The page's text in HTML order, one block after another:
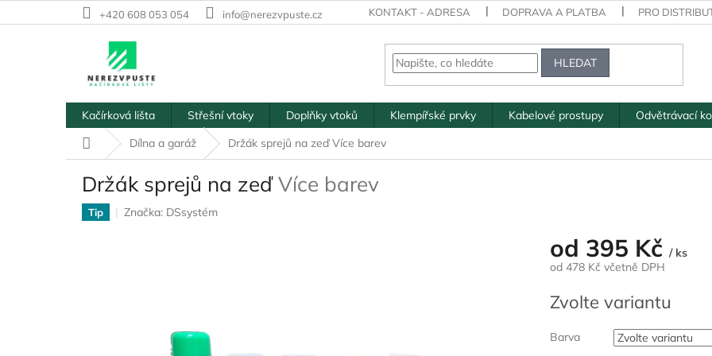
na
+420 608 053 054 info@nerezvpuste.cz KONTAKT - ADRESA DOPRAVA A PLATBA PRO
HLEDAT
Kačírková lišta Střešní vtoky Doplňky vtoků Klempířské prvky Kabelové prostupy Odvětrávací
Domů
Dílna a garáž Držák sprejů na zeďVíce barev
Držák sprejů na zeďVíce barev
Tip Značka: DSsystém
od 395 Kč / ks
od 478 Kč včetně DPH
cena:
Zvolte variantu
Barva